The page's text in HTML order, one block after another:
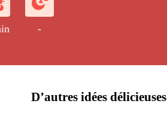
-
D’autres idées délicieuses